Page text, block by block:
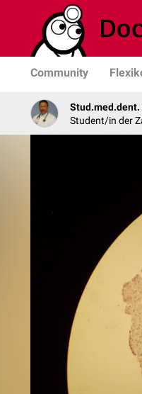
Community
Stud.med.dent.
Student/in der